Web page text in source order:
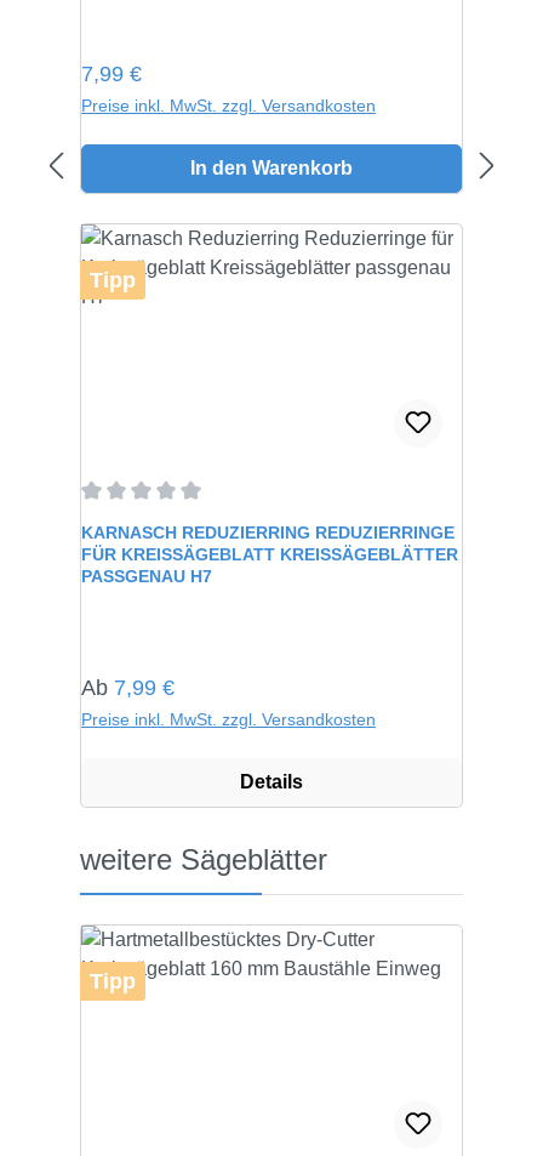
Regulärer Preis:
7,99 €
Preise inkl. MwSt. zzgl. Versandkosten
In den Warenkorb
Tipp
KARNASCH REDUZIERRING REDUZIERRINGE
FÜR KREISSÄGEBLATT KREISSÄGEBLÄTTER
PASSGENAU H7
Regulärer Preis:
Ab 7,99 €
Preise inkl. MwSt. zzgl. Versandkosten
Details
Produktgalerie überspringen
weitere Sägeblätter
Tipp